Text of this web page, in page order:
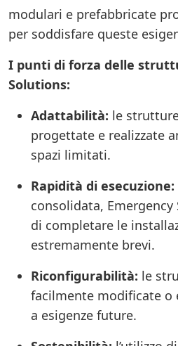
modulari e prefabbricate
per soddisfare queste
I punti di forza delle
Solutions:
Adattabilità: le
progettate e realizzate
spazi limitati.
Rapidità di esecuzione:
consolidata,
di completare le
estremamente brevi.
Riconfigurabilità: le
facilmente modificate o
a esigenze future.